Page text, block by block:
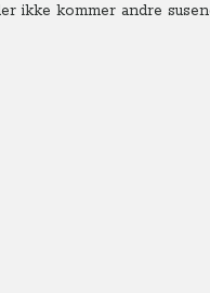
ikke kommer andre